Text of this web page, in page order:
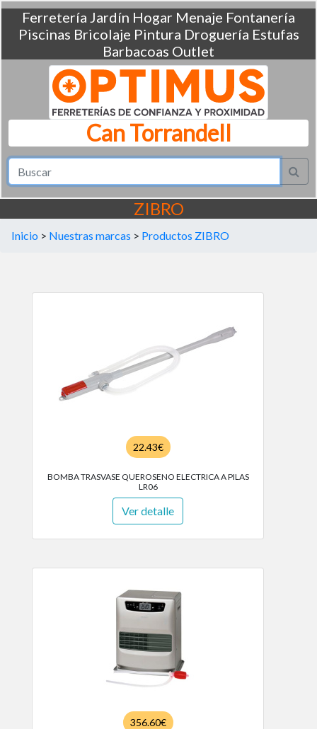
Ferretería Jardín Hogar Menaje Fontanería
Piscinas Bricolaje Pintura Droguería Estufas
Barbacoas Outlet
Can Torrandell
ZIBRO
Inicio > Nuestras marcas > Productos ZIBRO
22.43€
BOMBA TRASVASE QUEROSENO ELECTRICA A PILAS
LR06
Ver detalle
356.60€